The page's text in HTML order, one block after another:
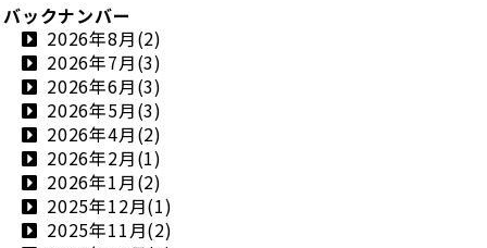
バックナンバー
2026年8月(2)
2026年7月(3)
2026年6月(3)
2026年5月(3)
2026年4月(2)
2026年2月(1)
2026年1月(2)
2025年12月(1)
2025年11月(2)